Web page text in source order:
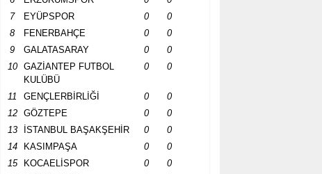
7
EYÜPSPOR 0
0
8
FENERBAHÇE 0
0
9
GALATASARAY 0
0
10
GAZİANTEP FUTBOL
KULÜBÜ
0 0
11 GENÇLERBİRLİĞİ 0
0
12
GÖZTEPE 0
0
13
İSTANBUL BAŞAKŞEHİR 0
0
14
KASIMPAŞA 0
0
15
KOCAELİSPOR 0
0